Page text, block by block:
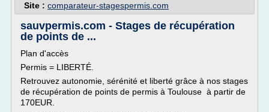
Site : comparateur-stagespermis.com
sauvpermis.com - Stages de récupération
de points de ...
Plan d'accès
Permis = LIBERTÉ.
Retrouvez autonomie, sérénité et liberté grâce à nos stages
de récupération de points de permis à Toulouse à partir de
170EUR.